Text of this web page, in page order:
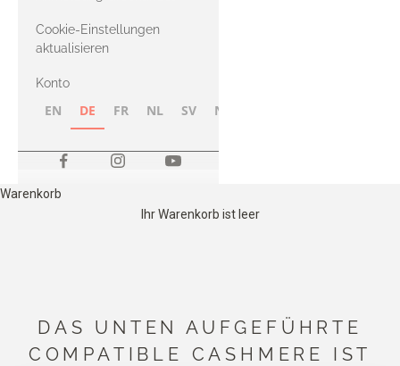
Cookie-Einstellungen
aktualisieren
Konto
EN DE FR NL SV NB
Warenkorb
Ihr Warenkorb ist leer
DAS UNTEN AUFGEFÜHRTE
COMPATIBLE CASHMERE IST